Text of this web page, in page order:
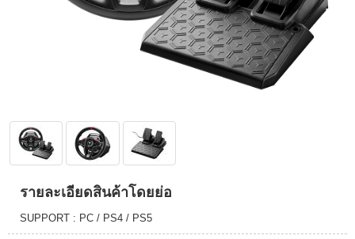
รายละเอียดสินค้าโดยย่อ
SUPPORT : PC / PS4 / PS5